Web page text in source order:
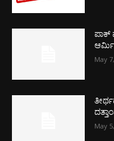
ಆರ್ಮಿ
May
May